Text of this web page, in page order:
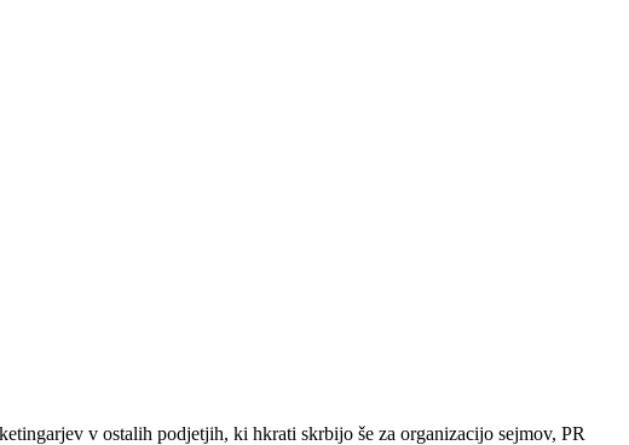
v ostalih podjetjih, ki hkrati skrbijo še za organizacijo sejmov, PR